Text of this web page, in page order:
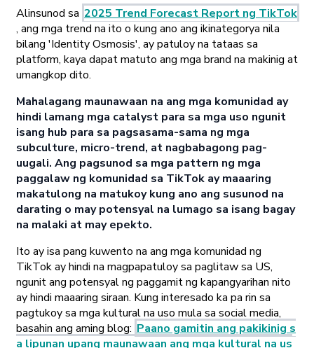
Alinsunod sa 2025 Trend Forecast Report ng TikTok
, ang mga trend na ito o kung ano ang ikinategorya nila
bilang 'Identity Osmosis', ay patuloy na tataas sa
platform, kaya dapat matuto ang mga brand na makinig at
umangkop dito.
Mahalagang maunawaan na ang mga komunidad ay
hindi lamang mga catalyst para sa mga uso ngunit
isang hub para sa pagsasama-sama ng mga
subculture, micro-trend, at nagbabagong pag-
uugali. Ang pagsunod sa mga pattern ng mga
paggalaw ng komunidad sa TikTok ay maaaring
makatulong na matukoy kung ano ang susunod na
darating o may potensyal na lumago sa isang bagay
na malaki at may epekto.
Ito ay isa pang kuwento na ang mga komunidad ng
TikTok ay hindi na magpapatuloy sa paglitaw sa US,
ngunit ang potensyal ng paggamit ng kapangyarihan nito
ay hindi maaaring siraan. Kung interesado ka pa rin sa
pagtukoy sa mga kultural na uso mula sa social media,
basahin ang aming blog: Paano gamitin ang pakikinig s
a lipunan upang maunawaan ang mga kultural na us